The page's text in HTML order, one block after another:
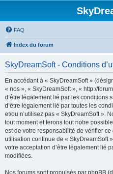
FAQ
Index du forum
SkyDreamSoft - Conditions
En accédant à « SkyDreamSoft »
« nos », « SkyDreamSoft », « http://
d’être légalement lié par les conditions
d’être légalement lié par toutes les
et/ou n’utilisez pas « SkyDreamSoft ».
tout moment et ferons tout notre
est de votre responsabilité de vérifier
utilisation continue de « SkyDreamSoft
votre acceptation d’être légalement lié
modifiées.
Nos forums sont propulsés par phpBB